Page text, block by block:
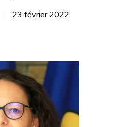
23 février 2022